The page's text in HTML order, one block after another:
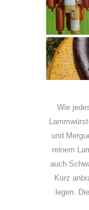
Wie
und
reinem
auch
Kurz
legen.